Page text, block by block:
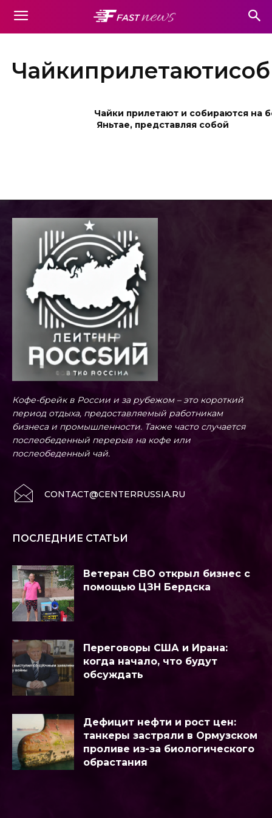
Чайки прилетают и собираются на
Яньтае, представляя собой
Кофе-брейк в России и за рубежом – это короткий
период отдыха, предоставляемый работникам
бизнеса и промышленности. Также часто случается
послеобеденный перерыв на кофе или
послеобеденный чай.
CONTACT@CENTERRUSSIA.RU
ПОСЛЕДНИЕ СТАТЬИ
Ветеран СВО открыл бизнес с
помощью ЦЗН Бердска
Переговоры США и Ирана:
когда начало, что будут
обсуждать
Дефицит нефти и рост цен:
танкеры застряли в Ормузском
проливе из-за биологического
обрастания